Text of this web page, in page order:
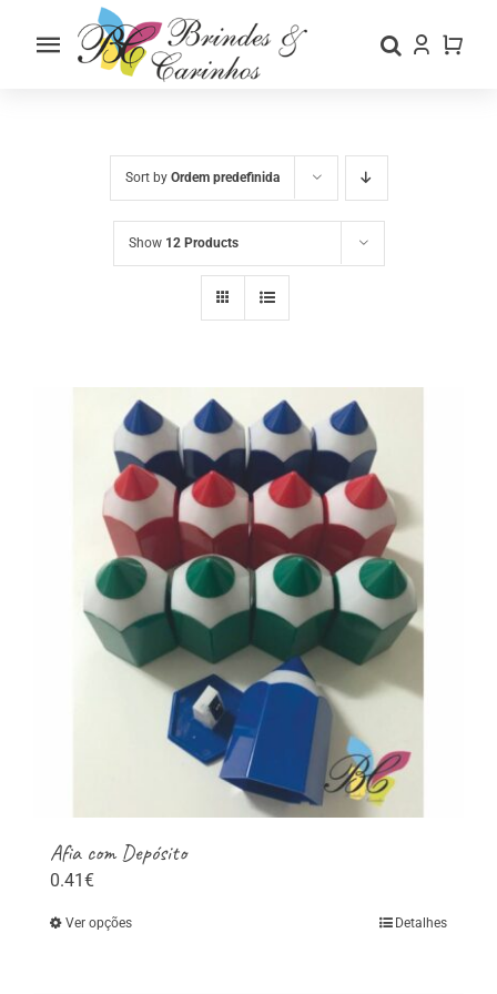
Toggle
Sort by Ordem predefinida
Show 12 Products
Afia com Depósito
0.41€
Ver opçõesThis
has
Detalhes